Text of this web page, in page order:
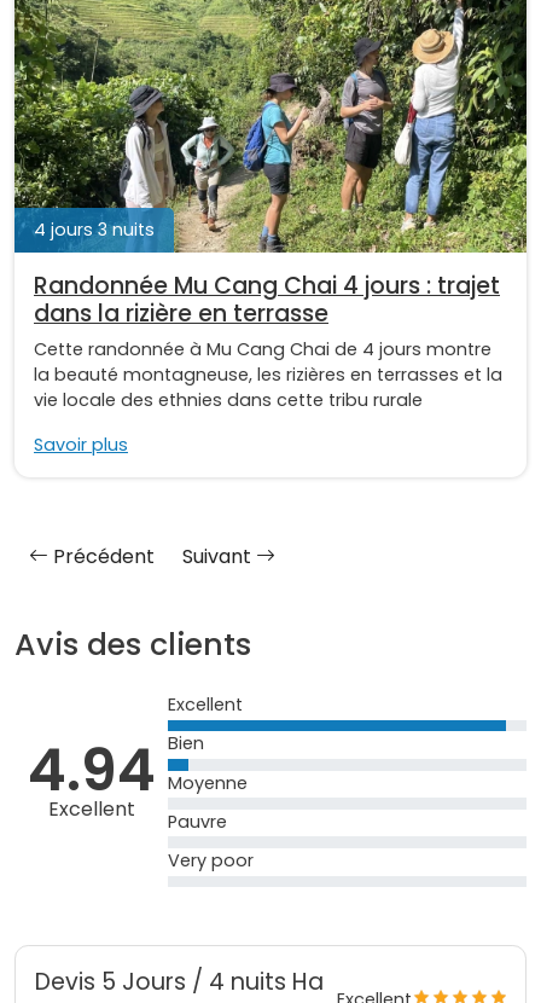
4 jours 3 nuits
Randonnée Mu Cang Chai 4 jours : trajet
dans la rizière en terrasse
Cette randonnée à Mu Cang Chai de 4 jours montre
la beauté montagneuse, les rizières en terrasses et la
vie locale des ethnies dans cette tribu rurale
Savoir plus
Précédent Suivant
Avis des clients
4.94
Excellent
Excellent
Bien
Moyenne
Pauvre
Very poor
Devis 5 Jours / 4 nuits Ha